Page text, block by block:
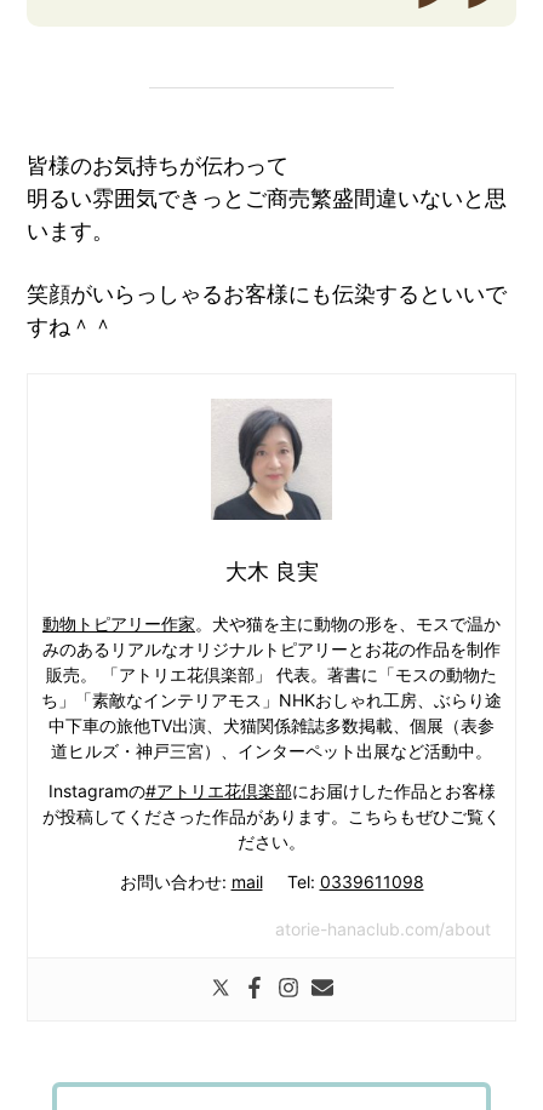
皆様のお気持ちが伝わって
明るい雰囲気できっとご商売繁盛間違いないと思
います。
笑顔がいらっしゃるお客様にも伝染するといいで
すね＾＾
大木 良実
動物トピアリー作家。犬や猫を主に動物の形を、モスで温か
みのあるリアルなオリジナルトピアリーとお花の作品を制作
販売。 「アトリエ花倶楽部」 代表。著書に「モスの動物た
ち」「素敵なインテリアモス」NHKおしゃれ工房、ぶらり途
中下車の旅他TV出演、犬猫関係雑誌多数掲載、個展（表参
道ヒルズ・神戸三宮）、インターペット出展など活動中。
Instagramの#アトリエ花倶楽部にお届けした作品とお客様
が投稿してくださった作品があります。こちらもぜひご覧く
ださい。
お問い合わせ: mailTel: 0339611098
atorie-hanaclub.com/about